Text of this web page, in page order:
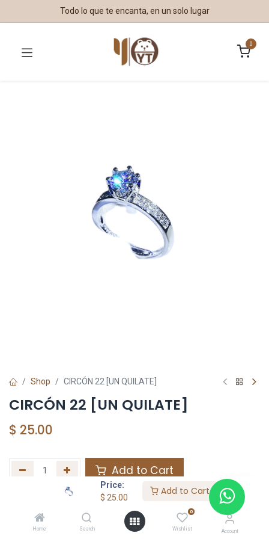
Price:
$ 25.00
Add to Cart
Home Search
0
Wishlist Account
Todo lo que te encanta, en un solo lugar
0
Shop CIRCÓN 22 [UN QUILATE]
CIRCÓN 22 [UN QUILATE]
$ 25.00
Add to Cart
Agregar a la lista de deseos
Share :